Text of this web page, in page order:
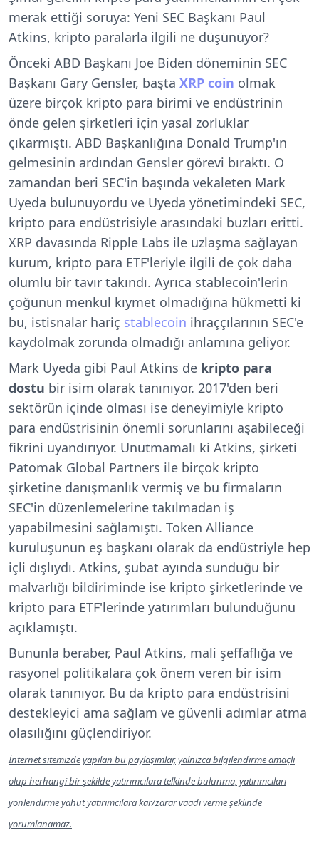
merak ettiği soruya: Yeni SEC Başkanı Paul
Atkins, kripto paralarla ilgili ne düşünüyor?
Önceki ABD Başkanı Joe Biden döneminin SEC
Başkanı Gary Gensler, başta XRP coin olmak
üzere birçok kripto para birimi ve endüstrinin
önde gelen şirketleri için yasal zorluklar
çıkarmıştı. ABD Başkanlığına Donald Trump'ın
gelmesinin ardından Gensler görevi bıraktı. O
zamandan beri SEC'in başında vekaleten Mark
Uyeda bulunuyordu ve Uyeda yönetimindeki SEC,
kripto para endüstrisiyle arasındaki buzları eritti.
XRP davasında Ripple Labs ile uzlaşma sağlayan
kurum, kripto para ETF'leriyle ilgili de çok daha
olumlu bir tavır takındı. Ayrıca stablecoin'lerin
çoğunun menkul kıymet olmadığına hükmetti ki
bu, istisnalar hariç stablecoin ihraççılarının SEC'e
kaydolmak zorunda olmadığı anlamına geliyor.
Mark Uyeda gibi Paul Atkins de kripto para
dostu bir isim olarak tanınıyor. 2017'den beri
sektörün içinde olması ise deneyimiyle kripto
para endüstrisinin önemli sorunlarını aşabileceği
fikrini uyandırıyor. Unutmamalı ki Atkins, şirketi
Patomak Global Partners ile birçok kripto
şirketine danışmanlık vermiş ve bu firmaların
SEC'in düzenlemelerine takılmadan iş
yapabilmesini sağlamıştı. Token Alliance
kuruluşunun eş başkanı olarak da endüstriyle hep
içli dışlıydı. Atkins, şubat ayında sunduğu bir
malvarlığı bildiriminde ise kripto şirketlerinde ve
kripto para ETF'lerinde yatırımları bulunduğunu
açıklamıştı.
Bununla beraber, Paul Atkins, mali şeffaflığa ve
rasyonel politikalara çok önem veren bir isim
olarak tanınıyor. Bu da kripto para endüstrisini
destekleyici ama sağlam ve güvenli adımlar atma
olasılığını güçlendiriyor.
İnternet sitemizde yapılan bu paylaşımlar, yalnızca bilgilendirme amaçlı
olup herhangi bir şekilde yatırımcılara telkinde bulunma, yatırımcıları
yönlendirme yahut yatırımcılara kar/zarar vaadi verme şeklinde
yorumlanamaz.